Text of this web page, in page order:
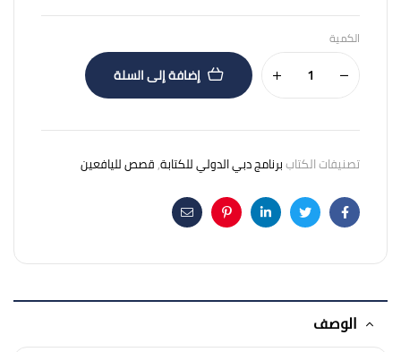
الكمية
إضافة إلى السلة
تصنيفات الكتاببرنامج دبي الدولي للكتابة,قصص لليافعين
Facebook
Twitter
Linkedin
Pinterest
Email
الوصف